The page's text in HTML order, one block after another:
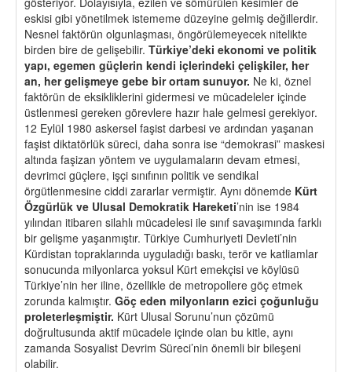
eskisi gibi yönetilmek istememe düzeyine gelmiş değillerdir.
Nesnel faktörün olgunlaşması, öngörülemeyecek nitelikte
birden bire de gelişebilir. Türkiye’deki ekonomi ve politik
yapı, egemen güçlerin kendi içlerindeki çelişkiler, her
an, her gelişmeye gebe bir ortam sunuyor. Ne ki, öznel
faktörün de eksikliklerini gidermesi ve mücadeleler içinde
üstlenmesi gereken görevlere hazır hale gelmesi gerekiyor.
12 Eylül 1980 askersel faşist darbesi ve ardından yaşanan
faşist diktatörlük süreci, daha sonra ise “demokrasi” maskesi
altında faşizan yöntem ve uygulamaların devam etmesi,
devrimci güçlere, işçi sınıfının politik ve sendikal
örgütlenmesine ciddi zararlar vermiştir. Aynı dönemde Kürt
Özgürlük ve Ulusal Demokratik Hareketi’nin ise 1984
yılından itibaren silahlı mücadelesi ile sınıf savaşımında farklı
bir gelişme yaşanmıştır. Türkiye Cumhuriyeti Devleti’nin
Kürdistan topraklarında uyguladığı baskı, terör ve katliamlar
sonucunda milyonlarca yoksul Kürt emekçisi ve köylüsü
Türkiye’nin her iline, özellikle de metropollere göç etmek
zorunda kalmıştır. Göç eden milyonların ezici çoğunluğu
proleterleşmiştir. Kürt Ulusal Sorunu’nun çözümü
doğrultusunda aktif mücadele içinde olan bu kitle, aynı
zamanda Sosyalist Devrim Süreci’nin önemli bir bileşeni
olabilir.